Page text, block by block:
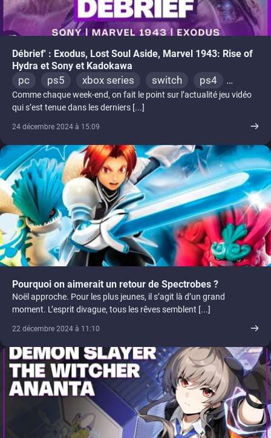
Débrief' : Exodus, Lost Soul Aside, Marvel 1943: Rise of
Hydra et Sony et Kadokawa
pc ps5 xbox series switch
ps4
xbox one
Comme chaque week-end, on fait le point sur l’actualité jeu vidéo
qui s’est tenue dans les derniers [...]
24 décembre 2024 à 15:09
Pourquoi on aimerait un retour de Spectrobes ?
Noël approche. Pour les plus jeunes, il s’agit là d’un grand
moment. L’esprit divague, tous les rêves semblent [...]
22 décembre 2024 à 11:10